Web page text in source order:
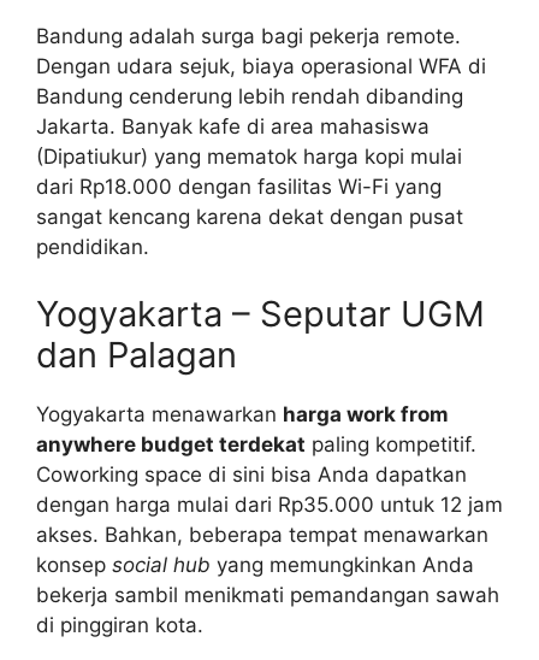
Bandung adalah surga bagi pekerja remote.
Dengan udara sejuk, biaya operasional WFA di
Bandung cenderung lebih rendah dibanding
Jakarta. Banyak kafe di area mahasiswa
(Dipatiukur) yang mematok harga kopi mulai
dari Rp18.000 dengan fasilitas Wi-Fi yang
sangat kencang karena dekat dengan pusat
pendidikan.
Yogyakarta – Seputar UGM
dan Palagan
Yogyakarta menawarkan harga work from
anywhere budget terdekat paling kompetitif.
Coworking space di sini bisa Anda dapatkan
dengan harga mulai dari Rp35.000 untuk 12 jam
akses. Bahkan, beberapa tempat menawarkan
konsep social hub yang memungkinkan Anda
bekerja sambil menikmati pemandangan sawah
di pinggiran kota.